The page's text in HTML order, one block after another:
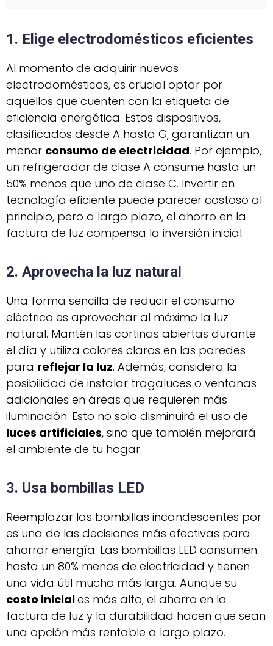
1. Elige electrodomésticos eficientes
Al momento de adquirir nuevos
electrodomésticos, es crucial optar por
aquellos que cuenten con la etiqueta de
eficiencia energética. Estos dispositivos,
clasificados desde A hasta G, garantizan un
menor consumo de electricidad. Por ejemplo,
un refrigerador de clase A consume hasta un
50% menos que uno de clase C. Invertir en
tecnología eficiente puede parecer costoso al
principio, pero a largo plazo, el ahorro en la
factura de luz compensa la inversión inicial.
2. Aprovecha la luz natural
Una forma sencilla de reducir el consumo
eléctrico es aprovechar al máximo la luz
natural. Mantén las cortinas abiertas durante
el día y utiliza colores claros en las paredes
para reflejar la luz. Además, considera la
posibilidad de instalar tragaluces o ventanas
adicionales en áreas que requieren más
iluminación. Esto no solo disminuirá el uso de
luces artificiales, sino que también mejorará
el ambiente de tu hogar.
3. Usa bombillas LED
Reemplazar las bombillas incandescentes por
es una de las decisiones más efectivas para
ahorrar energía. Las bombillas LED consumen
hasta un 80% menos de electricidad y tienen
una vida útil mucho más larga. Aunque su
costo iniciales más alto, el ahorro en la
factura de luz y la durabilidad hacen que sean
una opción más rentable a largo plazo.